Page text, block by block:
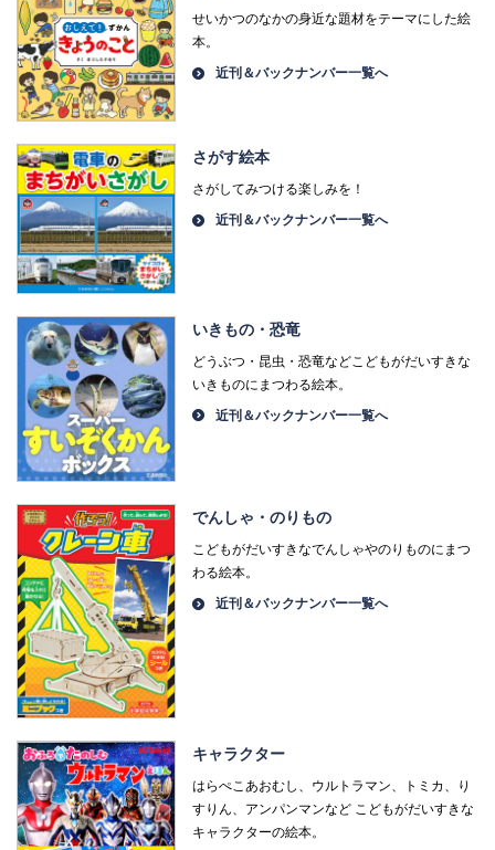
せいかつのなかの身近な題材をテーマにした絵
本。
近刊＆バックナンバー一覧へ
さがす絵本
さがしてみつける楽しみを！
近刊＆バックナンバー一覧へ
いきもの・恐竜
どうぶつ・昆虫・恐竜などこどもがだいすきな
いきものにまつわる絵本。
近刊＆バックナンバー一覧へ
でんしゃ・のりもの
こどもがだいすきなでんしゃやのりものにまつ
わる絵本。
近刊＆バックナンバー一覧へ
キャラクター
はらぺこあおむし、ウルトラマン、トミカ、り
すりん、アンパンマンなど こどもがだいすきな
キャラクターの絵本。